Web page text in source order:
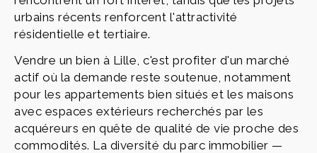
urbains récents renforcent l'attractivité
résidentielle et tertiaire.
Vendre un bien à Lille, c'est profiter d'un marché
actif où la demande reste soutenue, notamment
pour les appartements bien situés et les maisons
avec espaces extérieurs recherchés par les
acquéreurs en quête de qualité de vie proche des
commodités. La diversité du parc immobilier —